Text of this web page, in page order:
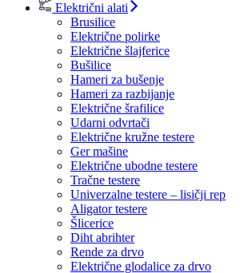
Električni alati
Brusilice
Električne polirke
Električne šlajferice
Bušilice
Hameri za bušenje
Hameri za razbijanje
Električne šrafilice
Udarni odvrtači
Električne kružne testere
Ger mašine
Električne ubodne testere
Tračne testere
Univerzalne testere – lisičji rep
Aligator testere
Šlicerice
Diht abrihter
Rende za drvo
Električne glodalice za drvo